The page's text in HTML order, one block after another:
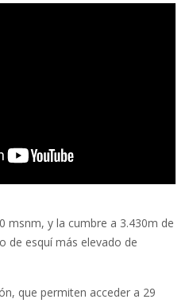
msnm, y la cumbre a 3.430m de
de esquí más elevado de
que permiten acceder a 29